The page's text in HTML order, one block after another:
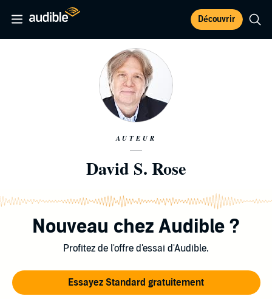
Découvrir
AUTEUR
David S. Rose
Nouveau chez Audible ?
Profitez de l'offre d'essai d'Audible.
Essayez Standard gratuitement